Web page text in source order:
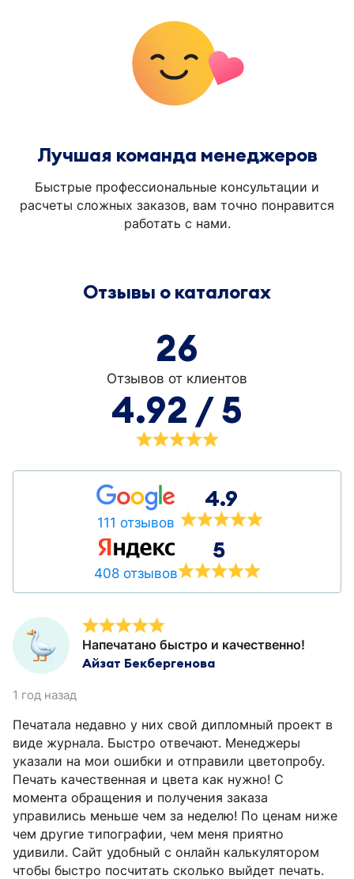
Лучшая команда менеджеров
Быстрые профессиональные консультации и
расчеты сложных заказов, вам точно понравится
работать с нами.
Отзывы о каталогах
26
Отзывов от клиентов
4.92 / 5
111 отзывов
4.9
408 отзывов
5
Напечатано быстро и качественно!
Айзат Бекбергенова
1 год назад
Печатала недавно у них свой дипломный проект в
виде журнала. Быстро отвечают. Менеджеры
указали на мои ошибки и отправили цветопробу.
Печать качественная и цвета как нужно! С
момента обращения и получения заказа
управились меньше чем за неделю! По ценам ниже
чем другие типографии, чем меня приятно
удивили. Сайт удобный с онлайн калькулятором
чтобы быстро посчитать сколько выйдет печать.